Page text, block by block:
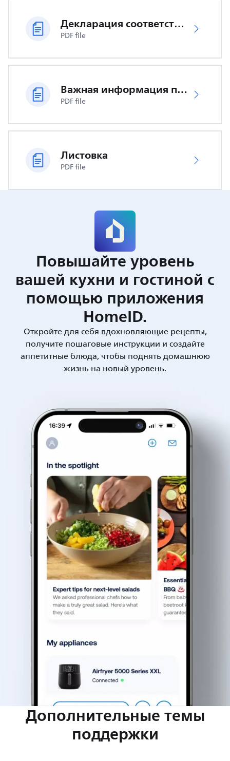
Декларация соответствия ЕС
PDF file
Важная информация по безопасности
PDF file
Листовка
PDF file
Повышайте уровень
вашей кухни и гостиной с
помощью приложения
HomeID.
Откройте для себя вдохновляющие рецепты,
получите пошаговые инструкции и создайте
аппетитные блюда, чтобы поднять домашнюю
жизнь на новый уровень.
Дополнительные темы
поддержки